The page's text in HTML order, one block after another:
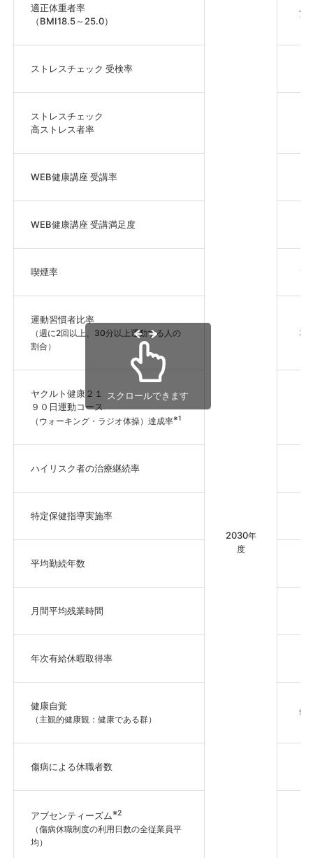
2030年
度
適正体重者率
（BMI18.5～25.0）
ストレスチェック 受検率
ストレスチェック
高ストレス者率
WEB健康講座 受講率
WEB健康講座 受講満足度
喫煙率
運動習慣者比率
（週に2回以上、30分以上運動する人の
割合）
ヤクルト健康２１
９０日運動コース
（ウォーキング・ラジオ体操）達成率※1
ハイリスク者の治療継続率
特定保健指導実施率
平均勤続年数
月間平均残業時間
年次有給休暇取得率
健康自覚
（主観的健康観：健康である群）
傷病による休職者数
アブセンティーズム※2
（傷病休職制度の利用日数の全従業員平
均）
スクロールできます